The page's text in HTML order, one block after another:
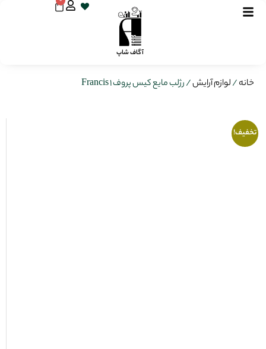
آگاف شاپ
خانه/لوازم آرایش/ رژلب مایع کیس پروف 1 Francis
تخفیف!